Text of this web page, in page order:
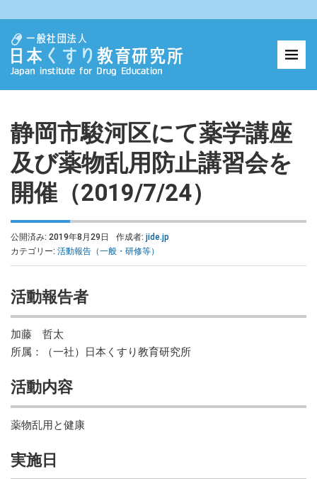
静岡市駿河区にて薬学講座
及び薬物乱用防止講習会を
開催（2019/7/24）
公開済み: 2019年8月29日 作成者: jide.jp
カテゴリー: 活動報告（一般・研修等）
活動報告者
加藤 哲太
所属：（一社）日本くすり教育研究所
活動内容
薬物乱用と健康
実施日